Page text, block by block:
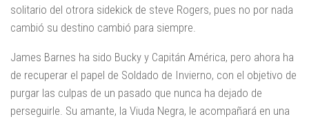
solitario del otrora sidekick de steve Rogers, pues no por nada
cambió su destino cambió para siempre.
James Barnes ha sido Bucky y Capitán América, pero ahora ha
de recuperar el papel de Soldado de Invierno, con el objetivo de
purgar las culpas de un pasado que nunca ha dejado de
perseguirle. Su amante, la Viuda Negra, le acompañará en una